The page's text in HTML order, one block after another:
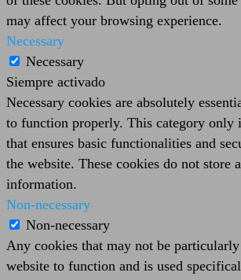
may affect your browsing experience.
Necessary
Necessary
Siempre activado
Necessary cookies are absolutely
to function properly. This category only
that ensures basic functionalities and
the website. These cookies do not store
information.
Non-necessary
Non-necessary
Any cookies that may not be
website to function and is used